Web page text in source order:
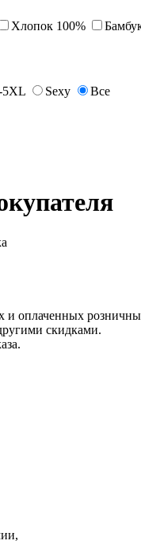
Хлопок 100%
5XL Sexy Все
оплаченных
скидками.